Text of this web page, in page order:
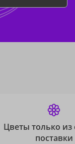
Цветы только из
поставки